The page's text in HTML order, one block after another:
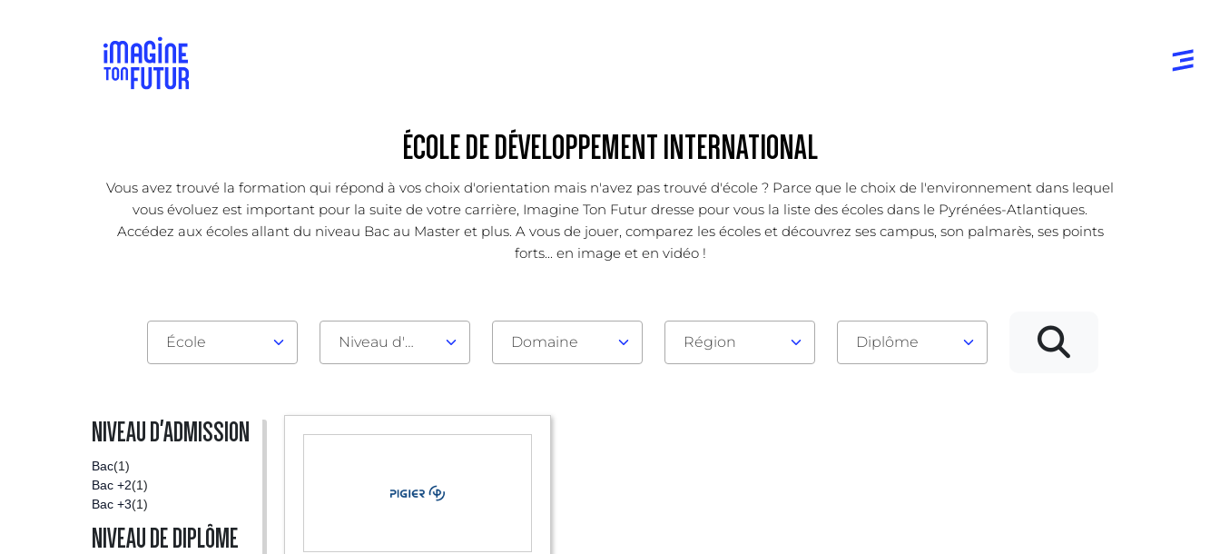
ÉCOLE DE DÉVELOPPEMENT INTERNATIONAL
Vous avez trouvé la formation qui répond à vos choix d'orientation mais n'avez pas trouvé d'école ? Parce que le choix de l'environnement dans lequel
vous évoluez est important pour la suite de votre carrière, Imagine Ton Futur dresse pour vous la liste des écoles dans le Pyrénées-Atlantiques.
Accédez aux écoles allant du niveau Bac au Master et plus. A vous de jouer, comparez les écoles et découvrez ses campus, son palmarès, ses points
forts... en image et en vidéo !
École Niveau d'admission Domaine Région Diplôme
NIVEAU D'ADMISSION
Bac(1)
Bac +2(1)
Bac +3(1)
NIVEAU DE DIPLÔME